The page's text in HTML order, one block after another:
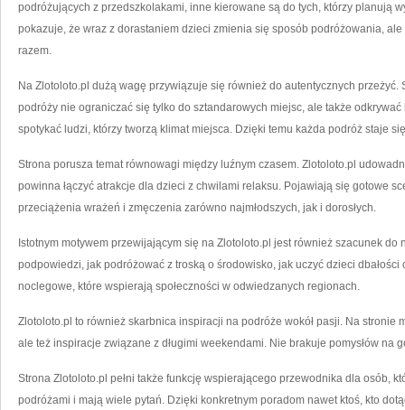
podróżujących z przedszkolakami, inne kierowane są do tych, którzy planują
pokazuje, że wraz z dorastaniem dzieci zmienia się sposób podróżowania,
razem.
Na Zlotoloto.pl dużą wagę przywiązuje się również do autentycznych
podróży nie ograniczać się tylko do sztandarowych miejsc, ale także
spotykać ludzi, którzy tworzą klimat miejsca. Dzięki temu każda podróż staje
Strona porusza temat równowagi między luźnym czasem. Zlotoloto.pl
powinna łączyć atrakcje dla dzieci z chwilami relaksu. Pojawiają się gotowe
przeciążenia wrażeń i zmęczenia zarówno najmłodszych, jak i dorosłych.
Istotnym motywem przewijającym się na Zlotoloto.pl jest również szacunek do
podpowiedzi, jak podróżować z troską o środowisko, jak uczyć dzieci dbałości
noclegowe, które wspierają społeczności w odwiedzanych regionach.
Zlotoloto.pl to również skarbnica inspiracji na podróże wokół pasji. Na stronie
ale też inspiracje związane z długimi weekendami. Nie brakuje pomysłów na
Strona Zlotoloto.pl pełni także funkcję wspierającego przewodnika dla osób,
podróżami i mają wiele pytań. Dzięki konkretnym poradom nawet ktoś, kto